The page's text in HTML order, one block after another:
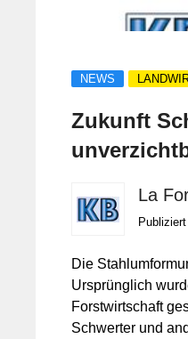
NEWS
Zukunft
La
Die
Ursprünglich
Forstwirtschaft
Schwerter und